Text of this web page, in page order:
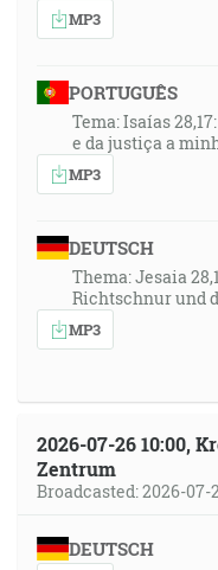
MP3
PORTUGUÊS
Tema: Isaías
e da justiça a
MP3
DEUTSCH
Thema: Jesaia
Richtschnur und
MP3
2026-07-26 10:00,
Zentrum
Broadcasted: 2026-07-
DEUTSCH